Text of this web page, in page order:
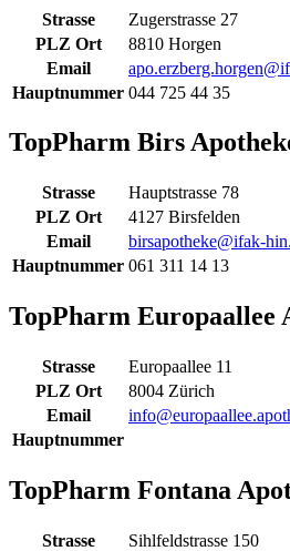
Strasse
Zugerstrasse 27
PLZ Ort
8810 Horgen
Email
Hauptnummer 044 725 44 35
TopPharm Birs
Strasse
Hauptstrasse 78
PLZ Ort
4127 Birsfelden
Email
birsapotheke@ifak-
Hauptnummer 061 311 14 13
TopPharm Europaallee
Strasse
Europaallee 11
PLZ Ort
8004 Zürich
Email
Hauptnummer
TopPharm Fontana
Strasse
Sihlfeldstrasse 150